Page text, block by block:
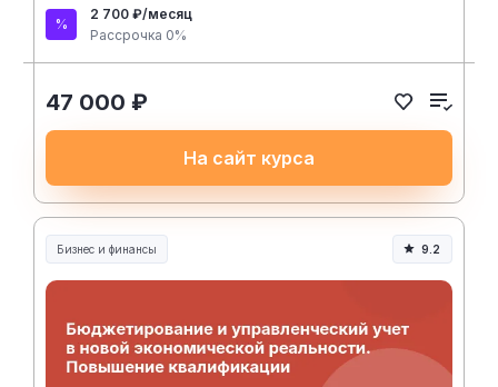
2 700 ₽/месяц
Рассрочка 0%
47 000 ₽
На сайт курса
Бизнес и финансы 9.2